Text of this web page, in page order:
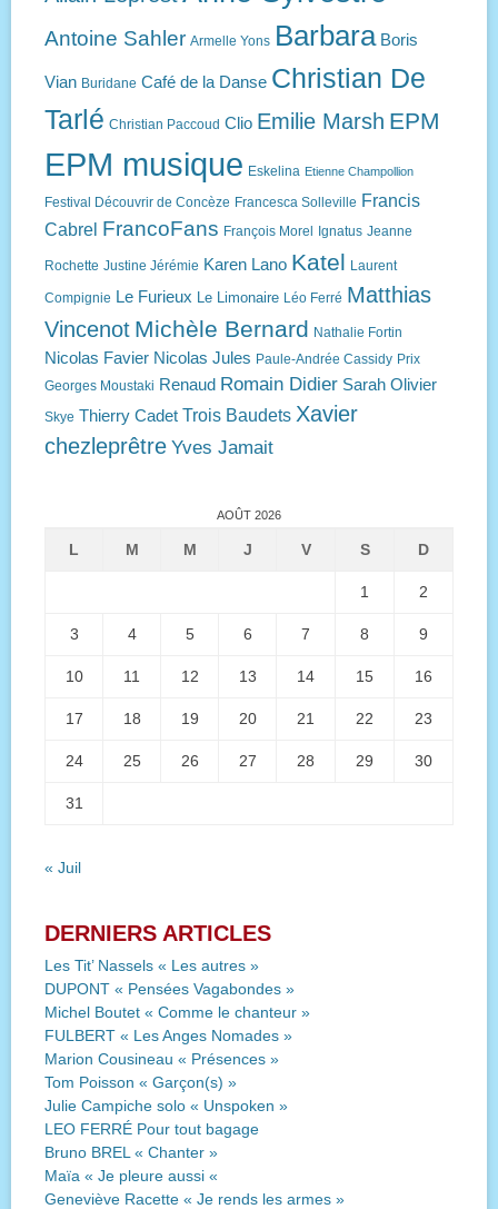
Antoine Sahler Armelle Yons Barbara Boris
Vian Buridane Café de la Danse Christian De
Tarlé Christian Paccoud Clio Emilie Marsh EPM
EPM musique Eskelina Etienne Champollion
Festival Découvrir de Concèze Francesca Solleville Francis
Cabrel FrancoFans François Morel Ignatus Jeanne
Rochette Justine Jérémie Karen Lano Katel Laurent
Compignie Le Furieux Le Limonaire Léo Ferré Matthias
Vincenot Michèle Bernard Nathalie Fortin
Nicolas Favier Nicolas Jules Paule-Andrée Cassidy Prix
Georges Moustaki Renaud Romain Didier Sarah Olivier
Skye Thierry Cadet Trois Baudets Xavier
chezleprêtre Yves Jamait
AOÛT 2026
L M M J V S D
1 2
3 4 5 6 7 8 9
10 11 12 13 14 15 16
17 18 19 20 21 22 23
24 25 26 27 28 29 30
31
« Juil
DERNIERS ARTICLES
Les Tit’ Nassels « Les autres »
DUPONT « Pensées Vagabondes »
Michel Boutet « Comme le chanteur »
FULBERT « Les Anges Nomades »
Marion Cousineau « Présences »
Tom Poisson « Garçon(s) »
Julie Campiche solo « Unspoken »
LEO FERRÉ Pour tout bagage
Bruno BREL « Chanter »
Maïa « Je pleure aussi «
Geneviève Racette « Je rends les armes »